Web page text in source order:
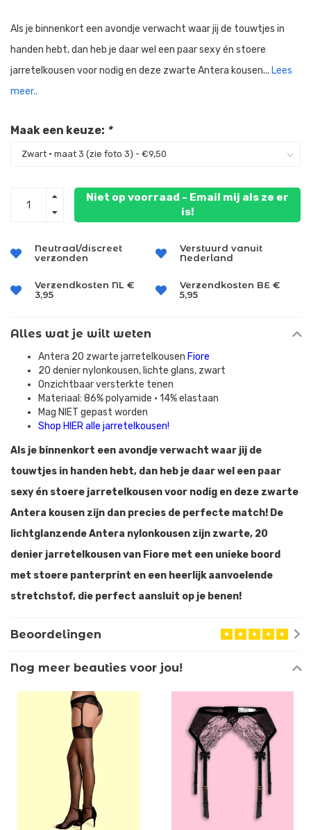
Als je binnenkort een avondje verwacht waar jij de touwtjes in
handen hebt, dan heb je daar wel een paar sexy én stoere
jarretelkousen voor nodig en deze zwarte Antera kousen... Lees
meer..
Maak een keuze: *
Niet op voorraad - Email mij als ze er
is!
Neutraal/discreet
verzonden
Verstuurd vanuit
Nederland
Verzendkosten NL €
3,95
Verzendkosten BE €
5,95
Alles wat je wilt weten
Antera 20 zwarte jarretelkousen Fiore
20 denier nylonkousen, lichte glans, zwart
Onzichtbaar versterkte tenen
Materiaal: 86% polyamide • 14% elastaan
Mag NIET gepast worden
Shop HIER alle jarretelkousen!
Als je binnenkort een avondje verwacht waar jij de
touwtjes in handen hebt, dan heb je daar wel een paar
sexy én stoere jarretelkousen voor nodig en deze zwarte
Antera kousen zijn dan precies de perfecte match! De
lichtglanzende Antera nylonkousen zijn zwarte, 20
denier jarretelkousen van Fiore met een unieke boord
met stoere panterprint en een heerlijk aanvoelende
stretchstof, die perfect aansluit op je benen!
Beoordelingen
Nog meer beauties voor jou!